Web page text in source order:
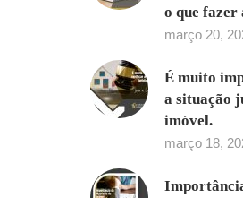
o que fazer
março 20,
É muito
a situação
imóvel.
março 18,